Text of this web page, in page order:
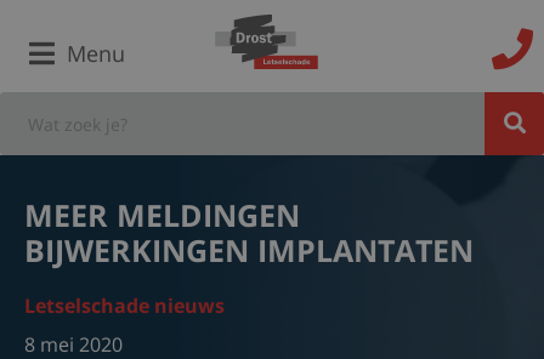
Menu
MEER MELDINGEN
BIJWERKINGEN IMPLANTATEN
Letselschade nieuws
8 mei 2020